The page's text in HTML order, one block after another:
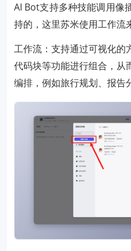
AI Bot支持多种技能调用像
持的，这里苏米使用工作流
工作流：支持通过可视化的
代码块等功能进行组合，从
编排，例如旅行规划、报告